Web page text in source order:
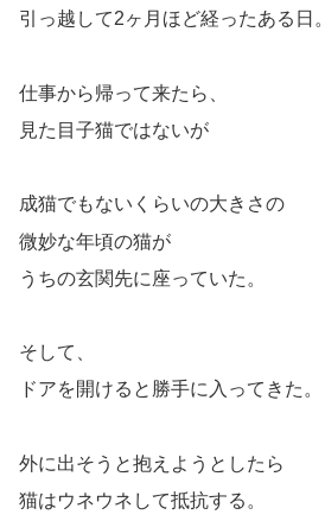
引っ越して2ヶ月ほど経ったある日。
仕事から帰って来たら、
見た目子猫ではないが
成猫でもないくらいの大きさの
微妙な年頃の猫が
うちの玄関先に座っていた。
そして、
ドアを開けると勝手に入ってきた。
外に出そうと抱えようとしたら
猫はウネウネして抵抗する。